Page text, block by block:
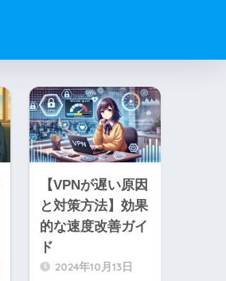
【VPNが遅い原因
と対策方法】効果
的な速度改善ガイ
ド
2024年10月13日